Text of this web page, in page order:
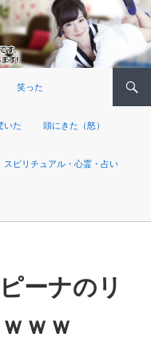
笑った
いた 頭にきた（怒）
スピリチュアル・心霊・占い
ーナのリ
ｗｗ